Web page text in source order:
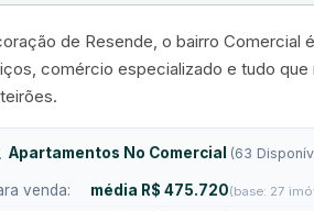
de Resende, o bairro
comércio especializado e tudo
Apartamentos No Comercial (63
venda: média R$ 475.720(base: 27